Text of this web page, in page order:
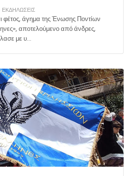
ΕΚΔΗΛΩΣΕΙΣ
φέτος, άγημα της Ένωσης Ποντίων
αποτελούμενο από άνδρες,
με υ…